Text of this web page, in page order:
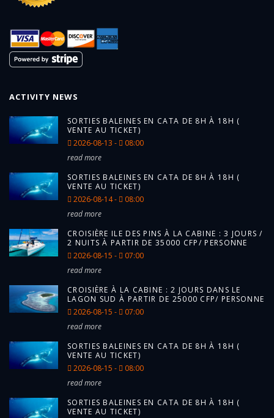
ACTIVITY NEWS
SORTIES BALEINES EN CATA DE 8H À 18H (
VENTE AU TICKET)
2026-08-13 -
08:00
read more
SORTIES BALEINES EN CATA DE 8H À 18H (
VENTE AU TICKET)
2026-08-14 -
08:00
read more
CROISIÈRE ILE DES PINS À LA CABINE : 3 JOURS /
2 NUITS À PARTIR DE 35000 CFP/ PERSONNE
2026-08-15 -
07:00
read more
CROISIÈRE À LA CABINE : 2 JOURS DANS LE
LAGON SUD À PARTIR DE 25000 CFP/ PERSONNE
2026-08-15 -
07:00
read more
SORTIES BALEINES EN CATA DE 8H À 18H (
VENTE AU TICKET)
2026-08-15 -
08:00
read more
SORTIES BALEINES EN CATA DE 8H À 18H (
VENTE AU TICKET)